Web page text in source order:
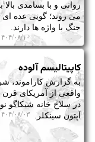
روانی و با بسامدی بالا
می روند؛ گویی عده
جنگ با واژه ها دارند.
۱۴۰۴/۰۸/۱۰
کاپیتالیسم آلوده
به گزارش کاراموند،
واقعی از آمریکای قرن
در سلاخ خانه شیکاگو
آپتون سینکلر.
۱۴۰۴/۰۸/۰۳